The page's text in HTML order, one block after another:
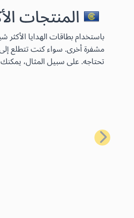
المنتجات
مشفرة أخرى. سواء كنت تتطلع
تحتاجه. على سبيل المثال،
السابق